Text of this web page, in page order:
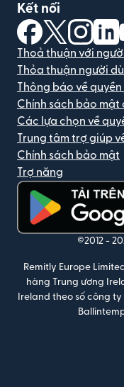
Kết nối
(mở trong cửa
(mở trong
(mở
Thoả thuận với
Thỏa thuận người
Thông báo về
Chính sách bảo
Các lựa chọn về
Trung tâm trợ giúp
Chính sách bảo mật
Trợ năng
(mở trong cửa sổ
©2012 -
Remitly Europe
hàng Trung ương
Ireland theo số công